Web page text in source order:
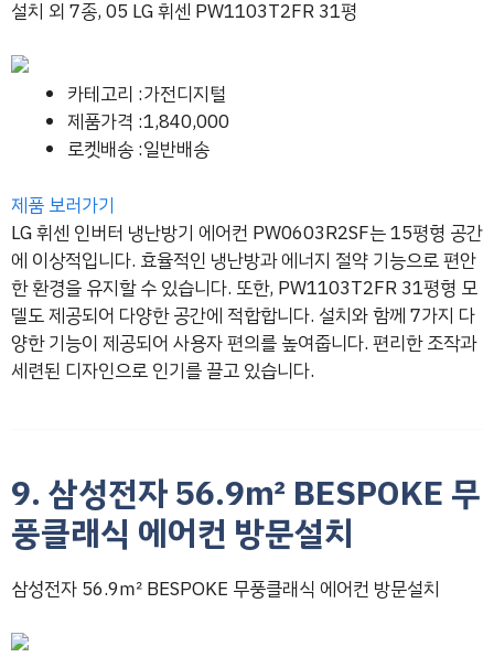
설치 외 7종, 05 LG 휘센 PW1103T2FR 31평
카테고리 :가전디지털
제품가격 :1,840,000
로켓배송 :일반배송
제품 보러가기
LG 휘센 인버터 냉난방기 에어컨 PW0603R2SF는 15평형 공간
에 이상적입니다. 효율적인 냉난방과 에너지 절약 기능으로 편안
한 환경을 유지할 수 있습니다. 또한, PW1103T2FR 31평형 모
델도 제공되어 다양한 공간에 적합합니다. 설치와 함께 7가지 다
양한 기능이 제공되어 사용자 편의를 높여줍니다. 편리한 조작과
세련된 디자인으로 인기를 끌고 있습니다.
9. 삼성전자 56.9㎡ BESPOKE 무
풍클래식 에어컨 방문설치
삼성전자 56.9㎡ BESPOKE 무풍클래식 에어컨 방문설치